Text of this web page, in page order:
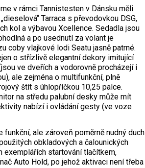
v rámci Tannistesten v Dánsku měli
Tarraca s převodovkou DSG,
kol a výbavou Xcellence. Sedadla jsou
a po usednutí za volant je
coby vlajkové lodi Seatu jasně patrné.
o střízlivě elegantní dekory imitující
ve dveřích a vodorovně procházejí i
ale zejména o multifunkční, plně
štít s úhlopříčkou 10,25 palce.
na středu palubní desky může mít
nabízí i ovládání gesty (ve voze
ale zároveň poměrně nudný duch
obkladových a čalounických
exemplářích startování tlačítkem,
Auto Hold, po jehož aktivaci není třeba